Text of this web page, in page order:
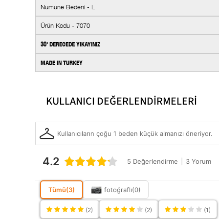
Numune Bedeni - L
Ürün Kodu - 7070
30' DERECEDE YIKAYINIZ
MADE IN TURKEY
Kumaş Tipi
Cinsiyet
Ürün Detayı
Kalıp
Yaka Tipi
Desen
KULLANICI DEĞERLENDİRMELERİ
Kullanıcıların çoğu 1 beden küçük almanızı öneriyor.
4.2 5 Değerlendirme 3 Yorum
Tümü(3) fotoğraflı(0)
(2) (2) (1)